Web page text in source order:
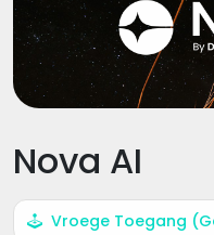
Nova AI
Vroege Toegang